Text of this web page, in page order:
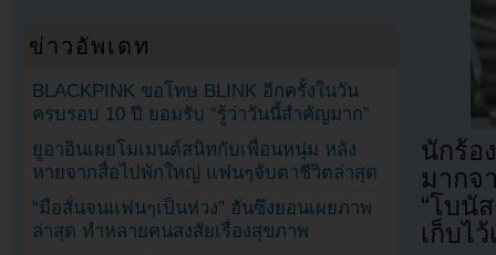
นักร้อ
มากจ
“โบนั
เก็บไว้
ข่าวอัพเดท
BLACKPINK ขอโทษ BLINK อีกครั้งในวัน
ครบรอบ 10 ปี ยอมรับ “รู้ว่าวันนี้สำคัญมาก”
ยูอาอินเผยโมเมนต์สนิทกับเพื่อนหนุ่ม หลัง
หายจากสื่อไปพักใหญ่ แฟนๆจับตาชีวิตล่าสุด
“มือสั่นจนแฟนๆเป็นห่วง” ฮันซึงยอนเผยภาพ
ล่าสุด ทำหลายคนสงสัยเรื่องสุขภาพ